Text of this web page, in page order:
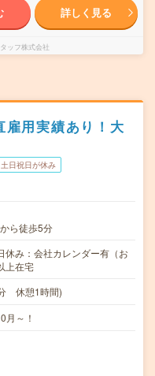
詳しく見る
ッフ株式会社
雇用実績あり！大
土日祝日が休み
ら徒歩5分
み：会社カレンダー有（お
上在宅
休憩1時間)
～！